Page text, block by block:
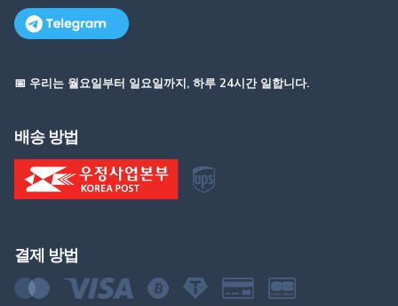
📅 우리는 월요일부터 일요일까지, 하루 24시간 일합니다.
배송 방법
결제 방법